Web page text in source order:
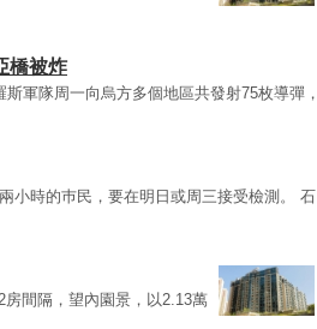
橋被炸
軍隊周一向烏方多個地區共發射75枚導彈，
小時的巿民，要在明日或周三接受檢測。 石
間隔，望內園景，以2.13萬